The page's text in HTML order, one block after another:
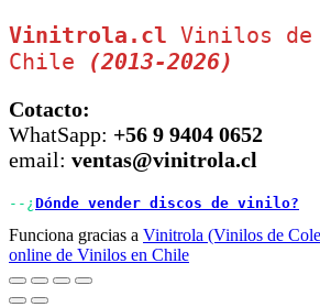
Vinitrola.cl Vinilos de
Chile
(2013-2026)
Cotacto:
WhatSapp: +56 9 9404 0652
email: ventas@vinitrola.cl
--¿ Dónde vender discos de vinilo?
Funciona gracias a Vinitrola (Vinilos de
online de Vinilos en Chile